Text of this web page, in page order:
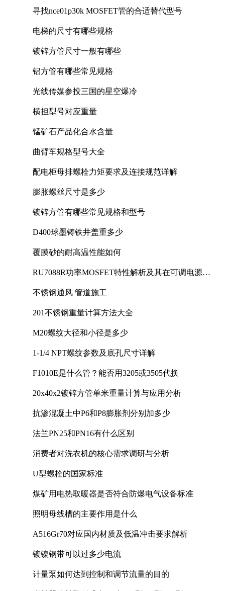
寻找nce01p30k MOSFET管的合适替代型号
电梯的尺寸有哪些规格
镀锌方管尺寸一般有哪些
铝方管有哪些常见规格
光线传媒参投三国的星空爆冷
横担型号对应重量
锰矿石产品化合水含量
曲臂车规格型号大全
配电柜母排螺栓力矩要求及连接规范详解
膨胀螺丝尺寸是多少
镀锌方管有哪些常见规格和型号
D400球墨铸铁井盖重多少
覆膜砂的耐高温性能如何
RU7088R功率MOSFET特性解析及其在可调电源设
不锈钢通风 管道施工
201不锈钢重量计算方法大全
M20螺纹大径和小径是多少
1-1/4 NPT螺纹参数及底孔尺寸详解
F1010E是什么管？能否用3205或3505代换
20x40x2镀锌方管单米重量计算与应用分析
抗渗混凝土中P6和P8膨胀剂分别加多少
法兰PN25和PN16有什么区别
消费者对洗衣机的核心需求调研与分析
U型螺栓的国家标准
煤矿用电热取暖器是否符合防爆电气设备标准
照明母线槽的主要作用是什么
A516Gr70对应国内材质及低温冲击要求解析
镀镍钢带可以过多少电流
计量泵如何达到控制和调节流量的目的